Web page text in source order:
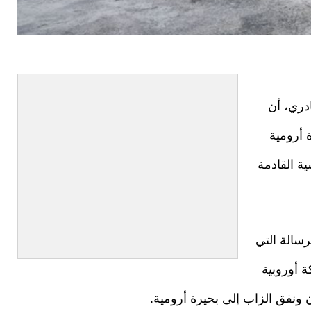
أن
أرومية
القادمة
التي
أوروبية
ونفق الزاب إلى بحيرة أرومية.